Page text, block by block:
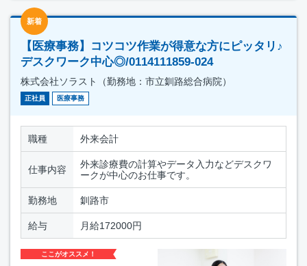
新着
【医療事務】コツコツ作業が得意な方にピッタリ♪
デスクワーク中心◎/0114111859-024
株式会社ソラスト（勤務地：市立釧路総合病院）
正社員 医療事務
職種 外来会計
仕事内容
外来診療費の計算やデータ入力などデスクワ
ークが中心のお仕事です。
勤務地 釧路市
給与 月給172000円
ここがオススメ！